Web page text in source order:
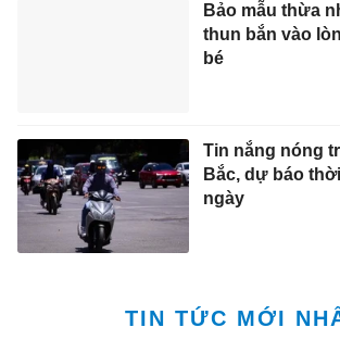
Bảo mẫu thừa
thun bắn vào
bé
Tin nắng nóng
Bắc, dự báo
ngày
TIN TỨC MỚI